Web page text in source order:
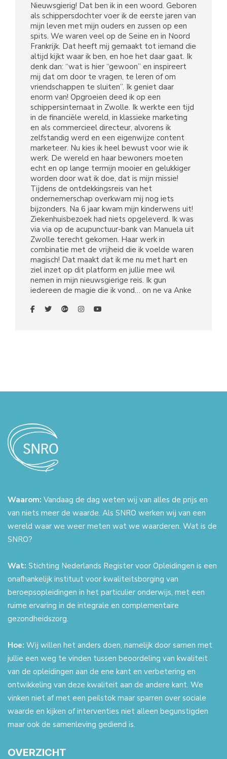
Nieuwsgierig! Dat ben ik in een woord. Geboren
als schippersdochter voer ik de eerste jaren van
mijn leven met mijn ouders en zussen op een
spits. We waren veel op de Seine en in Noord
Frankrijk. Dat heeft mij gemaakt tot iemand die
altijd kijkt waar ik ben, en hoe het daar gaat. Ik
denk dan: “wat is hier “gewoon” en inspireert
mij dat om door te vragen, te leren of om
vriendschappen te sluiten”. Ik geniet daar
enorm van! Opgroeien deed ik op een
schippersinternaat in Zwolle. Ik werkte een tijd
in de financiële wereld, in klassieke marketing
en als commercieel directeur, alvorens ik
zelfstandig werd en een eigenwijze content
marketeer. Nu kies ik heel bewust voor wie ik
werk. De wereld en haar bewoners moeten
echt en op lange termijn mooier en gelukkiger
worden door wat ik doe, dat is mijn missie!
Tijdens de ontdekkingsreis van het
ondernemerschap overkwam mij nog iets
bijzonders. Na 6 jaar kwam mijn kinderwens uit!
Ziekenhuisbezoek had niets opgeleverd. Ik was
via via op de acupunctuur-bank van Manuela uit
Zwolle terecht gekomen. Haar werk in
combinatie met de vrijheid die ik voelde waren
magisch! Dat maakt dat ik me nu met hart en
ziel inzet op dit platform en jullie mee wil
nemen in mijn nieuwsgierige reis. Ik gun
iedereen de magie die ik vond… on ne va Anke
Waarom: Vandaag de dag weten wij van alles de prijs en
van niets meer de waarde. Als SNRO werken wij van een
wereld waar we weer meten wat we waarderen. Wat is de
SNRO?
Wat: Stichting Nederlands Register voor Opleidingen is een
onafhankelijk instituut voor kwaliteitsborging van
beroepsopleidingen in het particulier onderwijs, met een
ruime ervaring in de integrale en complementaire
gezondheidszorg.
Hoe: Wij willen het anders doen, namelijk door samen met
jullie een weg te vinden tussen beoordeling van kwaliteit
van de opleidingen aan de ene kant en verbetering en
ontwikkeling van deze kwaliteit aan de andere kant. We
vinken niet af met een peilstok maar sparren over sociale
waarde en kijken of interventies niet alleen begunstigden
maar ook de samenleving gediend is.
OVERZICHT